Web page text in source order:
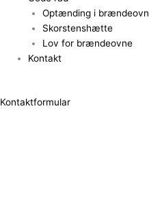
Optænding i brændeovn
Skorstenshætte
Lov for brændeovne
Kontakt
Kontaktformular